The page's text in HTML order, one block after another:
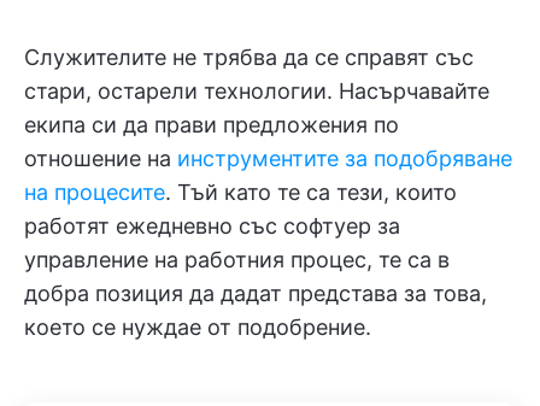
Служителите не трябва да се справят със
стари, остарели технологии. Насърчавайте
екипа си да прави предложения по
отношение на инструментите за подобряване
на процесите. Тъй като те са тези, които
работят ежедневно със софтуер за
управление на работния процес, те са в
добра позиция да дадат представа за това,
което се нуждае от подобрение.